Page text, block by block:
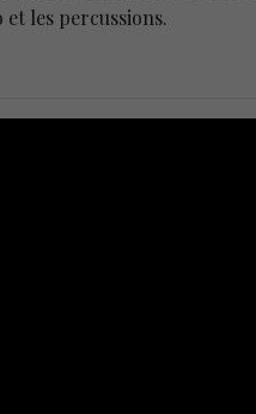
les percussions.